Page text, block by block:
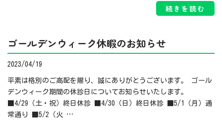
続きを読む
ゴールデンウィーク休暇のお知らせ
2023/04/19
平素は格別のご高配を賜り、誠にありがとうございます。 ゴール
デンウィーク期間の休診日についてお知らせいたします。
■4/29（土・祝）終日休診 ■4/30（日）終日休診 ■5/1（月）通
常通り ■5/2（火 …